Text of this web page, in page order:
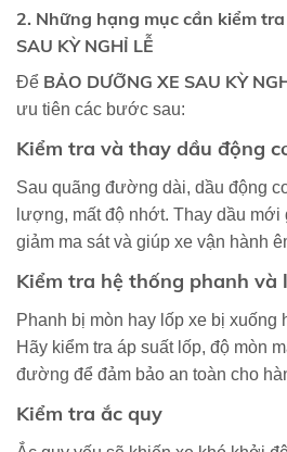
2. Những hạng mục cần kiểm
SAU KỲ NGHỈ LỄ
Để BẢO DƯỠNG XE SAU KỲ
ưu tiên các bước sau:
Kiểm tra và thay dầu động
Sau quãng đường dài, dầu động
lượng, mất độ nhớt. Thay dầu mới
giảm ma sát và giúp xe vận hành
Kiểm tra hệ thống phanh và
Phanh bị mòn hay lốp xe bị xuống
Hãy kiểm tra áp suất lốp, độ mòn
đường để đảm bảo an toàn cho
Kiểm tra ắc quy